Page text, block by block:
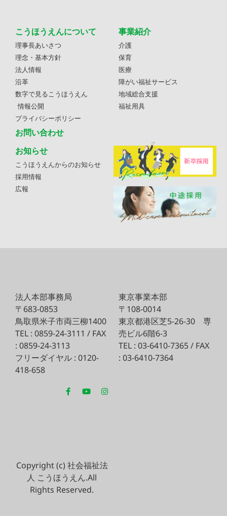
こうほうえんについて
理事長あいさつ
理念・基本方針
法人情報
沿革
数字で見るこうほうえん
情報公開
プライバシーポリシー
お問い合わせ
事業紹介
介護
保育
医療
障がい福祉サービス
地域総合支援
福祉用具
お知らせ
こうほうえんからのお知らせ
採用情報
広報
法人本部事務局
〒683-0853
鳥取県米子市両三柳1400
TEL : 0859-24-3111 / FAX
: 0859-24-3113
フリーダイヤル : 0120-
418-658
東京事業本部
〒108-0014
東京都港区芝5-26-30 専
売ビル6階6-3
TEL : 03-6410-7365 / FAX
: 03-6410-7364
Copyright (c) 社会福祉法
人 こうほうえん.All
Rights Reserved.